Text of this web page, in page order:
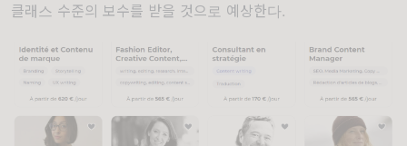
클래스 수준의 보수를 받을 것으로 예상한다.